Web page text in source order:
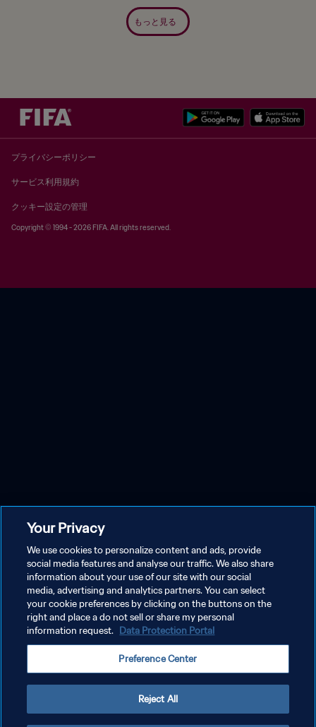
もっと見る
プライバシーポリシー
サービス利用規約
クッキー設定の管理
Copyright © 1994 - 2026 FIFA. All rights reserved.
Your Privacy
We use cookies to personalize content and ads, provide
social media features and analyse our traffic. We also share
information about your use of our site with our social
media, advertising and analytics partners. You can select
your cookie preferences by clicking on the buttons on the
right and place a do not sell or share my personal
information request. Data Protection Portal
Preference Center
Reject All